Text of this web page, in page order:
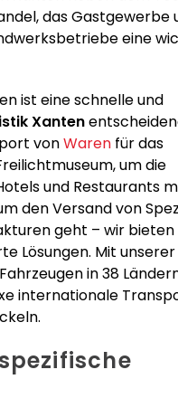
das Gastgewerbe
eine
ist eine schnelle und
Xanten
vonWaren für das
um die
und Restaurants
den Versand von
geht – wir bieten
Lösungen. Mit
in 38
internationale